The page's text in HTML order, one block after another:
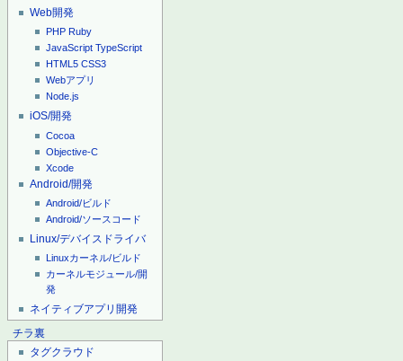
Web開発
PHP Ruby
JavaScript TypeScript
HTML5 CSS3
Webアプリ
Node.js
iOS/開発
Cocoa
Objective-C
Xcode
Android/開発
Android/ビルド
Android/ソースコード
Linux/デバイスドライバ
Linuxカーネル/ビルド
カーネルモジュール/開
発
ネイティブアプリ開発
チラ裏
タグクラウド